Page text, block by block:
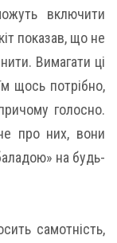
включити
показав, що не
Вимагати ці
щось потрібно,
голосно.
про них, вони
на будь-
самотність,